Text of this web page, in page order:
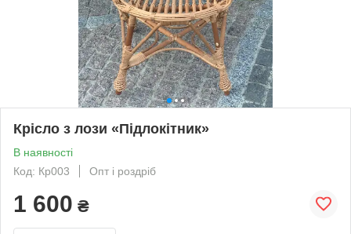
Крісло з лози «Підлокітник»
В наявності
Код: Кр003
Опт і роздріб
1 600 ₴